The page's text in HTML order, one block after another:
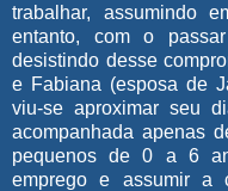
trabalhar, assumindo
entanto, com o
desistindo desse
e Fabiana (esposa de
viu-se aproximar seu
acompanhada apenas
pequenos de 0 a 6
emprego e assumir a